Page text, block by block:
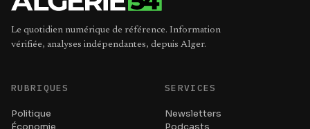
Le quotidien numérique de référence. Information
vérifiée, analyses indépendantes, depuis Alger.
RUBRIQUES
Politique
Économie
SERVICES
Newsletters
Podcasts